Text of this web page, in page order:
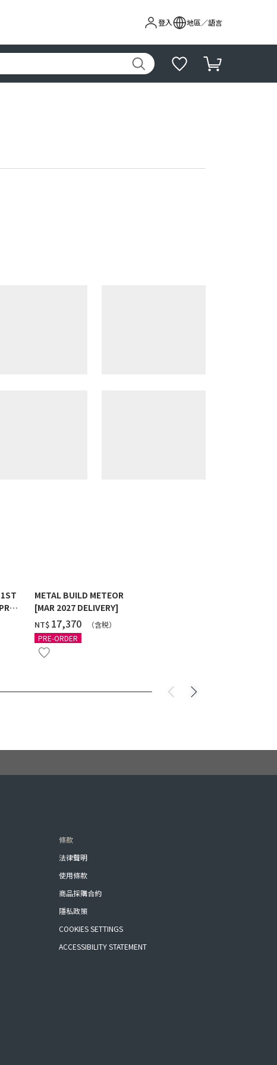
登入 地區／語言
METAL BUILD METEOR
[MAR 2027 DELIVERY]
NT$ ‌17,370
（含税）
PRE-ORDER
條款
法律聲明
使用條款
商品採購合約
隱私政策
COOKIES SETTINGS
ACCESSIBILITY STATEMENT